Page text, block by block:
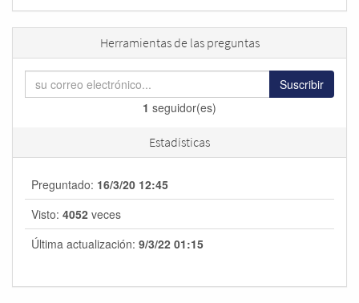
Herramientas de las preguntas
Suscribir
1 seguidor(es)
Estadísticas
Preguntado: 16/3/20 12:45
Visto: 4052 veces
Última actualización: 9/3/22 01:15